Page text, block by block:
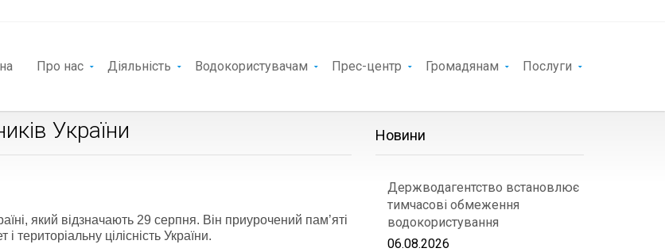
Про нас Діяльність Водокористувачам Прес-центр Громадянам Послуги
України
який відзначають 29 серпня. Він приурочений пам’яті
територіальну цілісність України.
Новини
Держводагентство встановлює
тимчасові обмеження
водокористування
06.08.2026